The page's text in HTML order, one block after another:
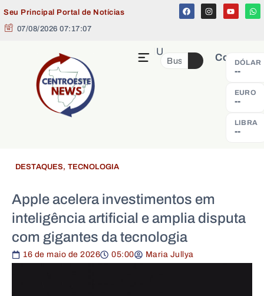
Seu Principal Portal de Notícias
07/08/2026 07:17:08
Cotação
DÓLAR
--
EURO
--
LIBRA
--
MENU
DESTAQUES, TECNOLOGIA
Apple acelera investimentos em
inteligência artificial e amplia disputa
com gigantes da tecnologia
16 de maio de 2026 05:00 Maria Jullya